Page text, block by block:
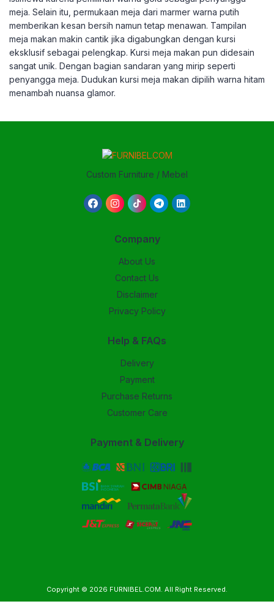
meja. Selain itu, permukaan meja dari marmer warna putih
memberikan kesan bersih namun tetap menawan. Tampilan
meja makan makin cantik jika digabungkan dengan kursi
eksklusif sebagai pelengkap. Kursi meja makan pun didesain
sangat unik. Dengan bagian sandaran yang mirip seperti
penyangga meja. Dudukan kursi meja makan dipilih warna hitam
menambah nuansa glamor.
Custom Furniture / Mebel
Company
About Us
Contact Us
Disclaimer
Privacy Policy
Help & FAQs
Delivery
Payment
Purchase Returns
Customer Care
Payment & Delivery
Copyright © 2026 FURNIBEL.COM. All Right Reserved.